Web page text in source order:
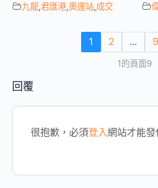
九龍 君匯港 奧運站 成交
1 2 ... 9
1的頁面9
回覆
很抱歉，必須登入網站才能發